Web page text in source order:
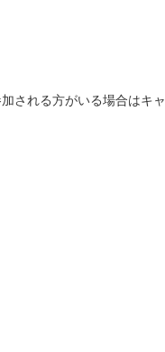
される方がいる場合はキャ